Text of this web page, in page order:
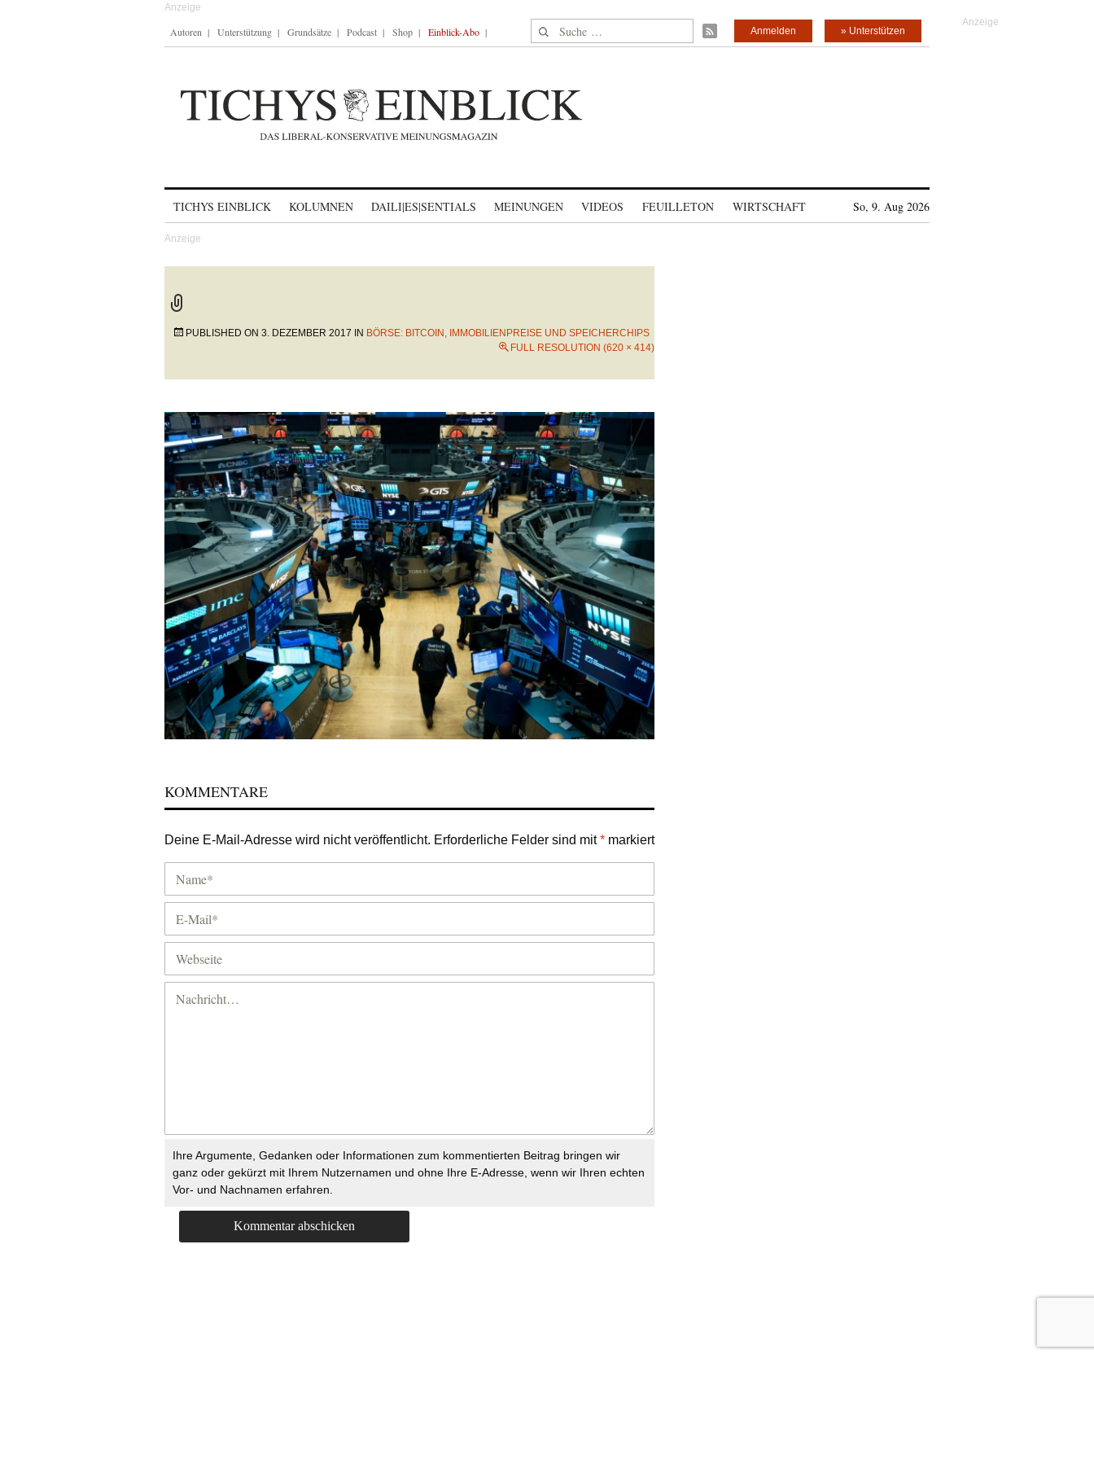
Autoren Unterstützung Grundsätze Podcast Shop Einblick-Abo Suche nach: » Unterstützen
Anmelden
TICHYS EINBLICK KOLUMNEN DAILI|ES|SENTIALS MEINUNGEN VIDEOS FEUILLETON WIRTSCHAFT So, 9. Aug 2026
PUBLISHED ON 3. DEZEMBER 2017 IN BÖRSE: BITCOIN, IMMOBILIENPREISE UND SPEICHERCHIPS
FULL RESOLUTION (620 × 414)
KOMMENTARE
Deine E-Mail-Adresse wird nicht veröffentlicht. Erforderliche Felder sind mit* markiert
Ihre Argumente, Gedanken oder Informationen zum kommentierten Beitrag bringen wir
ganz oder gekürzt mit Ihrem Nutzernamen und ohne Ihre E-Adresse, wenn wir Ihren echten
Vor- und Nachnamen erfahren.